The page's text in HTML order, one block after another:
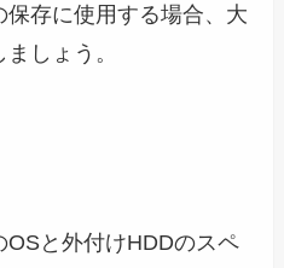
存に使用する場合、大
しょう。
と外付けHDDのスペ